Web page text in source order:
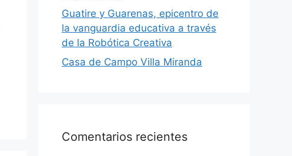
Guatire y Guarenas, epicentro de
la vanguardia educativa a través
de la Robótica Creativa
Casa de Campo Villa Miranda
Comentarios recientes